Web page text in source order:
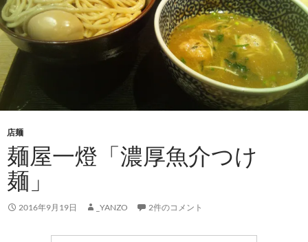
へ
ス
キ
プ
店麺
麺屋一燈「濃厚魚介つけ
麺」
2016年9月19日 _YANZO 2件のコメント